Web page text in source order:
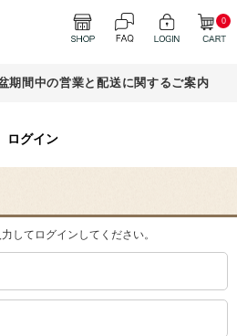
0
期間中の営業と配送に関するご案内
ログイン
してログインしてください。